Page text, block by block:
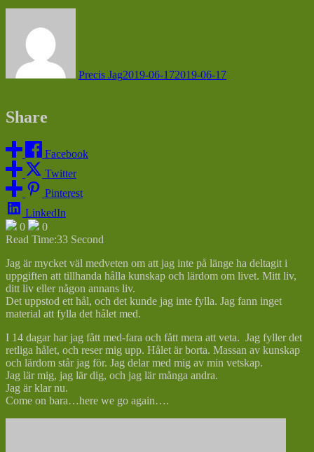
Precis Jag2019-06-172019-06-17
Share
Facebook
Twitter
Pinterest
LinkedIn
0
0
Read Time:33 Second
Jag är mycket väl medveten om att jag inte på länge ha deltagit i
uppgiften att tillhanda hålla kunskap och lärdom om livet. Mitt liv,
ditt liv eller någon annans liv.
Det uppstod ett hål, och det kunde jag inte fylla. Jag fann inget
material att fylla det hålet med.
I 14 dagar har jag fått med-fara och fått mera att veta. Jag fyller det
retliga hålet, och reser mig upp. Hålet är borta. Massan av kunskap
och lärdom står jag för. Jag delar med mig av min vetskap.
Jag lär mig, jag lär dig, och jag lär många andra.
Jag är klar nu.
Come on bara…here we go again….